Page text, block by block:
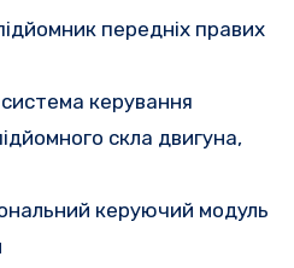
передніх правих
керування
скла двигуна,
керуючий модуль